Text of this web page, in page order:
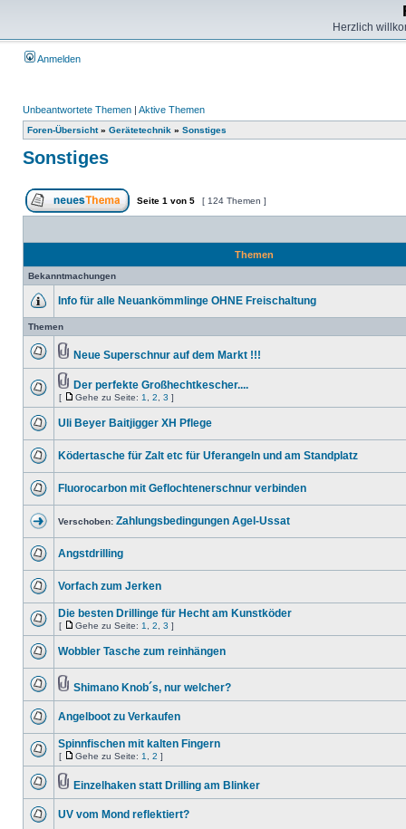
Herzlich
Anmelden
Unbeantwortete Themen | Aktive Themen
Foren-Übersicht» Gerätetechnik » Sonstiges
Sonstiges
Seite 1 von 5 [ 124 Themen ]
Themen
Bekanntmachungen
Info für alle Neuankömmlinge OHNE Freischaltung
Themen
Neue Superschnur auf dem Markt !!!
Der perfekte Großhechtkescher....
[ Gehe zu Seite: 1 2 3 ]
Uli Beyer Baitjigger XH Pflege
Ködertasche für Zalt etc für Uferangeln und am Standplatz
Fluorocarbon mit Geflochtenerschnur verbinden
Verschoben: Zahlungsbedingungen Agel-Ussat
Angstdrilling
Vorfach zum Jerken
Die besten Drillinge für Hecht am Kunstköder
[ Gehe zu Seite: 1 2 3 ]
Wobbler Tasche zum reinhängen
Shimano Knob´s, nur welcher?
Angelboot zu Verkaufen
Spinnfischen mit kalten Fingern
[ Gehe zu Seite: 1 2 ]
Einzelhaken statt Drilling am Blinker
UV vom Mond reflektiert?